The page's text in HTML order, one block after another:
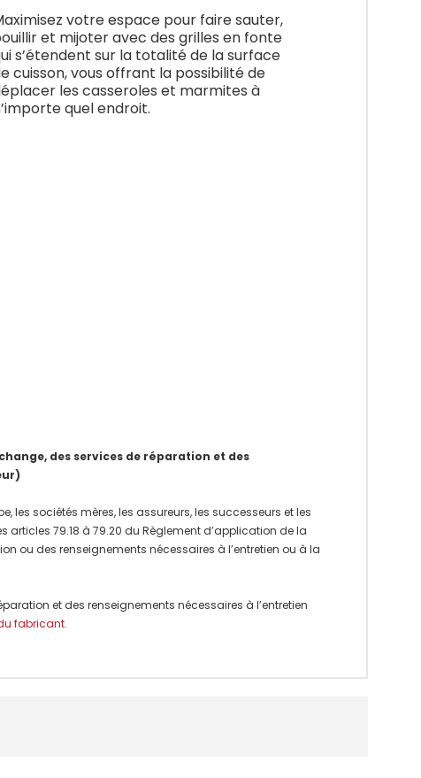
votre espace pour faire sauter,
et mijoter avec des grilles en fonte
s’étendent sur la totalité de la surface
cuisson, vous offrant la possibilité de
les casseroles et marmites à
quel endroit.
des services de réparation et des
les sociétés mères, les assureurs, les successeurs et les
articles 79.18 à 79.20 du Règlement d’application de la
ou des renseignements nécessaires à l’entretien ou à la
et des renseignements nécessaires à l’entretien
fabricant.